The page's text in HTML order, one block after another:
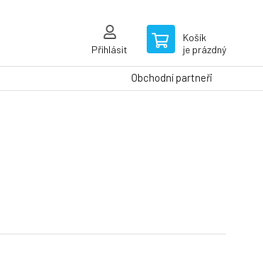
Přihlásit
Košík
je prázdný
Obchodní partneři